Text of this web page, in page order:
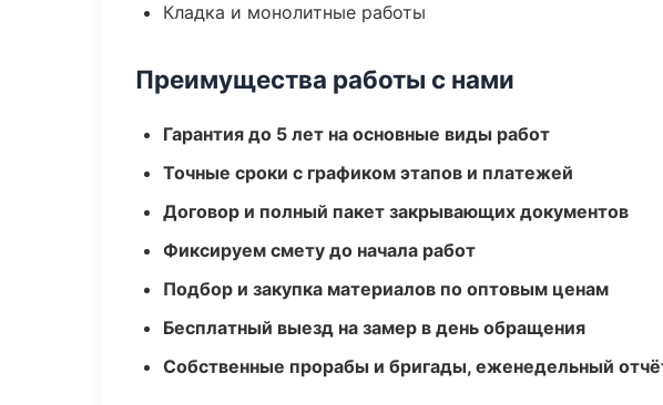
Кладка и монолитные работы
Преимущества работы с нами
Гарантия до 5 лет на основные виды работ
Точные сроки с графиком этапов и платежей
Договор и полный пакет закрывающих документов
Фиксируем смету до начала работ
Подбор и закупка материалов по оптовым ценам
Бесплатный выезд на замер в день обращения
Собственные прорабы и бригады, еженедельный